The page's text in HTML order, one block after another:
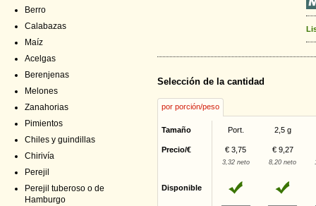
Berro
Calabazas
Maíz
Acelgas
Berenjenas
Melones
Zanahorias
Pimientos
Chiles y guindillas
Chirivía
Perejil
Perejil tuberoso o de
Hamburgo
Selección de la cantidad
por porción/peso
Tamaño Port. 2,5 g
Precio/€ € 3,75 € 9,27
3,32 neto 8,20 neto
Disponible